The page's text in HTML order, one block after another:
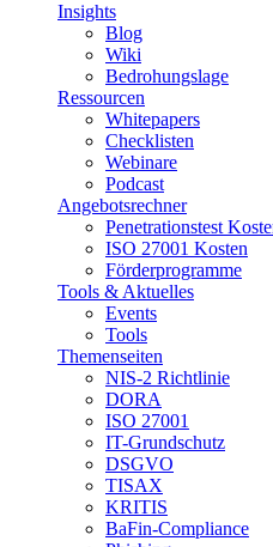
Insights
Blog
Wiki
Bedrohungslage
Ressourcen
Whitepapers
Checklisten
Webinare
Podcast
Angebotsrechner
Penetrationstest
ISO 27001 Kosten
Förderprogramme
Tools & Aktuelles
Events
Tools
Themenseiten
NIS-2 Richtlinie
DORA
ISO 27001
IT-Grundschutz
DSGVO
TISAX
KRITIS
BaFin-Compliance